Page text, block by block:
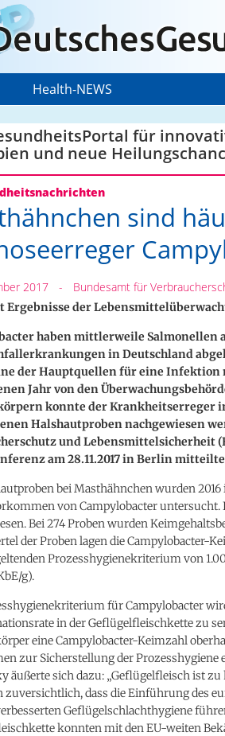
Health-NEWS
für
und neue
sind
2017 - Bundesamt für
Ergebnisse der
haben mittlerweile
in Deutschland
der Hauptquellen für eine Infektion
Jahr von den
konnte der Krankheitserreger
Halshautproben nachgewiesen
und Lebensmittelsicherheit
am 28.11.2017 in Berlin
bei Masthähnchen wurden
von Campylobacter untersucht.
Bei 274 Proben wurden
der Proben lagen die Campylobacter-
Prozesshygienekriterium von
g).
für Campylobacter
in der Geflügelfleischkette zu
eine Campylobacter-Keimzahl
zur Sicherstellung der Prozesshygiene
äußerte sich dazu: „Geflügelfleisch ist
zuversichtlich, dass die Einführung des
Geflügelschlachthygiene
konnten mit den EU-weiten